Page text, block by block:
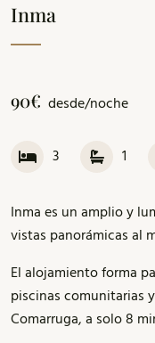
Inma
3 1
Inma es un amplio y
vistas panorámicas al
El alojamiento forma
piscinas comunitarias
Comarruga, a solo 8
90€ desde/noche